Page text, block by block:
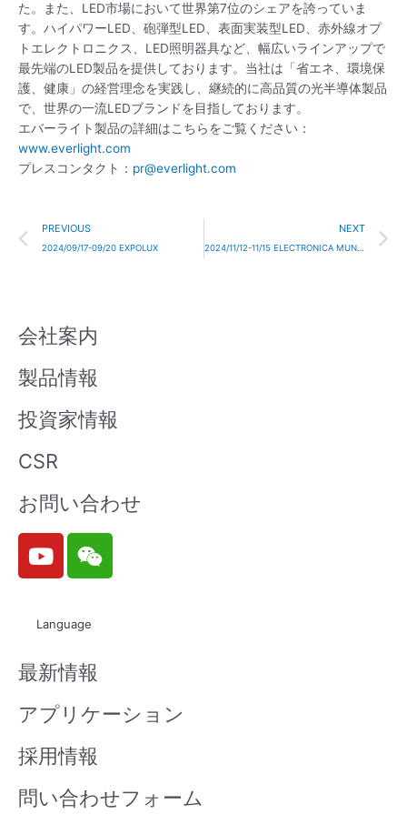
た。また、LED市場において世界第7位のシェアを誇っていま
す。ハイパワーLED、砲弾型LED、表面実装型LED、赤外線オプ
トエレクトロニクス、LED照明器具など、幅広いラインアップで
最先端のLED製品を提供しております。当社は「省エネ、環境保
護、健康」の経営理念を実践し、継続的に高品質の光半導体製品
で、世界の一流LEDブランドを目指しております。
エバーライト製品の詳細はこちらをご覧ください：
www.everlight.com
プレスコンタクト： pr@everlight.com
Prev
PREVIOUS
2024/09/17-09/20 EXPOLUX
NEXT
2024/11/12-11/15 ELECTRONICA MUNICH
会社案内
製品情報
投資家情報
CSR
お問い合わせ
Y
o
u
b
e
W
e
i
n
Language
最新情報
アプリケーション
採用情報
問い合わせフォーム